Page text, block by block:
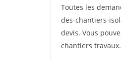
Toutes les
des-chantiers-
devis. Vous
chantiers travaux.